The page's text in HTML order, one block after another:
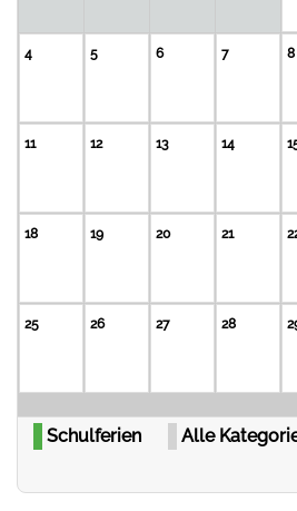
4 5 6 7 8
11 12 13 14
18 19 20 21
25 26 27 28
Schulferien Alle